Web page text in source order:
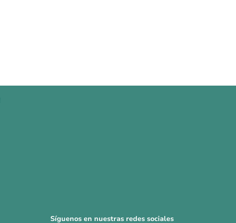
Síguenos en nuestras redes sociales